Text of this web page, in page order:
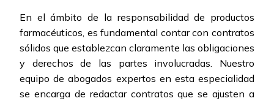
En el ámbito de la responsabilidad de productos
farmacéuticos, es fundamental contar con contratos
sólidos que establezcan claramente las obligaciones
y derechos de las partes involucradas. Nuestro
equipo de abogados expertos en esta especialidad
se encarga de redactar contratos que se ajusten a